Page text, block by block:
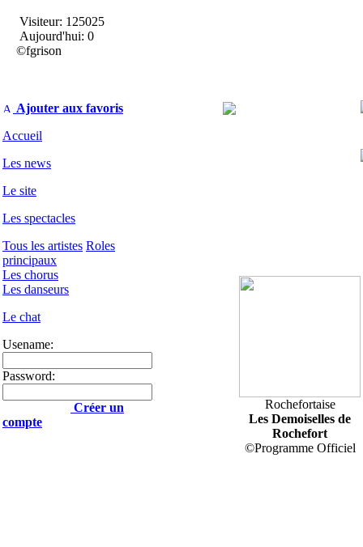
Visiteur: 125025
Aujourd'hui: 0
©fgrison
Ajouter aux favoris
Accueil
Les news
Le site
Les spectacles
Tous les artistes Roles
principaux
Les chorus
Les danseurs
Le chat
Usename:
Password:
Créer un
compte
Rochefortaise
Les Demoiselles de
Rochefort
©Programme Officiel